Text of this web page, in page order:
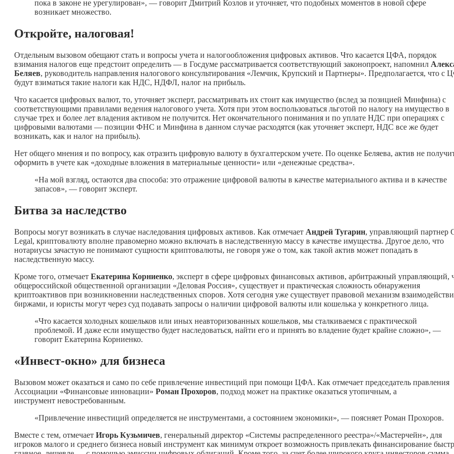
пока в законе не урегулирован», — говорит Дмитрий Козлов и уточняет, что подобных моментов в новой сфере
возникает множество.
Откройте, налоговая!
Отдельным вызовом обещают стать и вопросы учета и налогообложения цифровых активов. Что касается ЦФА, порядок
взимания налогов еще предстоит определить — в Госдуме рассматривается соответствующий законопроект, напомнил
Беляев, руководитель направления налогового консультирования «Лемчик, Крупский и Партнеры». Предполагается, что с
будут взиматься такие налоги как НДС, НДФЛ, налог на прибыль.
Что касается цифровых валют, то, уточняет эксперт, рассматривать их стоит как имущество (вслед за позицией Минфина) с
соответствующими правилами ведения налогового учета. Хотя при этом воспользоваться льготой по налогу на имущество в
случае трех и более лет владения активом не получится. Нет окончательного понимания и по уплате НДС при операциях с
цифровыми валютами — позиции ФНС и Минфина в данном случае расходятся (как уточняет эксперт, НДС все же будет
возникать, как и налог на прибыль).
Нет общего мнения и по вопросу, как отразить цифровую валюту в бухгалтерском учете. По оценке Беляева, актив не
оформить в учете как «доходные вложения в материальные ценности» или «денежные средства».
«На мой взгляд, остаются два способа: это отражение цифровой валюты в качестве материального актива и в качестве
запасов», — говорит эксперт.
Битва за наследство
Вопросы могут возникать в случае наследования цифровых активов. Как отмечает Андрей Тугарин, управляющий партнер
Legal, криптовалюту вполне правомерно можно включать в наследственную массу в качестве имущества. Другое дело, что
нотариусы зачастую не понимают сущности криптовалюты, не говоря уже о том, как такой актив может попадать в
наследственную массу.
Кроме того, отмечает Екатерина Корниенко, эксперт в сфере цифровых финансовых активов, арбитражный управляющий,
общероссийской общественной организации «Деловая Россия», существует и практическая сложность обнаружения
криптоактивов при возникновении наследственных споров. Хотя сегодня уже существует правовой механизм
биржами, и юристы могут через суд подавать запросы о наличии цифровой валюты или кошелька у конкретного лица.
«Что касается холодных кошельков или иных неавторизованных кошельков, мы сталкиваемся с практической
проблемой. И даже если имущество будет наследоваться, найти его и принять во владение будет крайне сложно», —
говорит Екатерина Корниенко.
«Инвест-окно» для бизнеса
Вызовом может оказаться и само по себе привлечение инвестиций при помощи ЦФА. Как отмечает председатель правления
Ассоциации «Финансовые инновации» Роман Прохоров, подход может на практике оказаться утопичным, а
инструмент невостребованным.
«Привлечение инвестиций определяется не инструментами, а состоянием экономики», — поясняет Роман Прохоров.
Вместе с тем, отмечает Игорь Кузьмичев, генеральный директор «Системы распределенного реестра»/«Мастерчейн», для
игроков малого и среднего бизнеса новый инструмент как минимум откроет возможность привлекать финансирование